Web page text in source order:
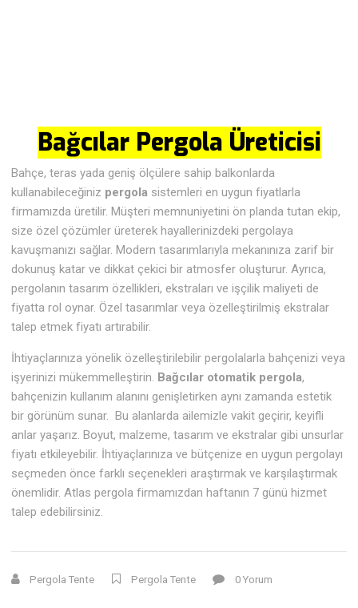
Bağcılar Pergola Üreticisi
Bahçe, teras yada geniş ölçülere sahip balkonlarda
kullanabileceğiniz pergola sistemleri en uygun fiyatlarla
firmamızda üretilir. Müşteri memnuniyetini ön planda tutan ekip,
size özel çözümler üreterek hayallerinizdeki pergolaya
kavuşmanızı sağlar. Modern tasarımlarıyla mekanınıza zarif bir
dokunuş katar ve dikkat çekici bir atmosfer oluşturur. Ayrıca,
pergolanın tasarım özellikleri, ekstraları ve işçilik maliyeti de
fiyatta rol oynar. Özel tasarımlar veya özelleştirilmiş ekstralar
talep etmek fiyatı artırabilir.
İhtiyaçlarınıza yönelik özelleştirilebilir pergolalarla bahçenizi veya
işyerinizi mükemmelleştirin. Bağcılar otomatik pergola,
bahçenizin kullanım alanını genişletirken aynı zamanda estetik
bir görünüm sunar. Bu alanlarda ailemizle vakit geçirir, keyifli
anlar yaşarız. Boyut, malzeme, tasarım ve ekstralar gibi unsurlar
fiyatı etkileyebilir. İhtiyaçlarınıza ve bütçenize en uygun pergolayı
seçmeden önce farklı seçenekleri araştırmak ve karşılaştırmak
önemlidir. Atlas pergola firmamızdan haftanın 7 günü hizmet
talep edebilirsiniz.
Pergola Tente Pergola Tente 0 Yorum